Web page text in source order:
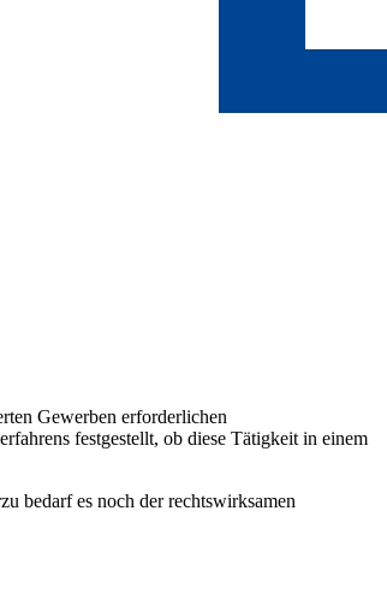
Gewerben erforderlichen
festgestellt, ob diese Tätigkeit in einem
bedarf es noch der rechtswirksamen